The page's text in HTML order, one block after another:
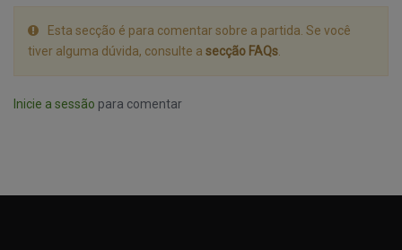
Esta secção é para comentar sobre a partida. Se você
tiver alguma dúvida, consulte a secção FAQs
Inicie a sessão para comentar